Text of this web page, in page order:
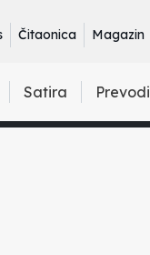
Čitaonica Magazin
Satira Prevodi